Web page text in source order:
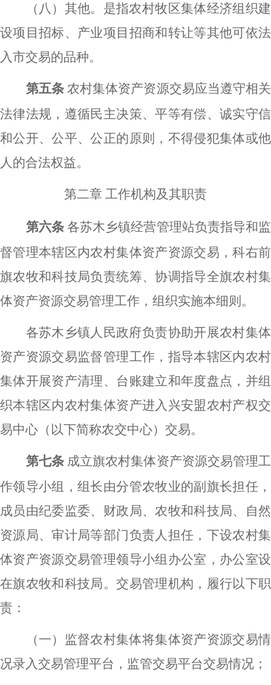
（八）其他。是指农村牧区集体经济组织建
设项目招标、产业项目招商和转让等其他可依法
入市交易的品种。
第五条 农村集体资产资源交易应当遵守相关
法律法规，遵循民主决策、平等有偿、诚实守信
和公开、公平、公正的原则，不得侵犯集体或他
人的合法权益。
第二章 工作机构及其职责
第六条 各苏木乡镇经营管理站负责指导和监
督管理本辖区内农村集体资产资源交易，科右前
旗农牧和科技局负责统筹、协调指导全旗农村集
体资产资源交易管理工作，组织实施本细则。
各苏木乡镇人民政府负责协助开展农村集体
资产资源交易监督管理工作，指导本辖区内农村
集体开展资产清理、台账建立和年度盘点，并组
织本辖区内农村集体资产进入兴安盟农村产权交
易中心（以下简称农交中心）交易。
第七条 成立旗农村集体资产资源交易管理工
作领导小组，组长由分管农牧业的副旗长担任，
成员由纪委监委、财政局、农牧和科技局、自然
资源局、审计局等部门负责人担任，下设农村集
体资产资源交易管理领导小组办公室，办公室设
在旗农牧和科技局。交易管理机构，履行以下职
责：
（一）监督农村集体将集体资产资源交易情
况录入交易管理平台，监管交易平台交易情况；